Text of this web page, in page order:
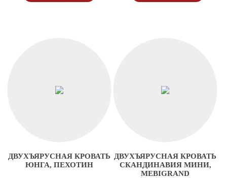
ДВУХЪЯРУСНАЯ КРОВАТЬ
ЮНГА, ПЕХОТИН
ДВУХЪЯРУСНАЯ КРОВАТЬ
СКАНДИНАВИЯ МИНИ,
MEBIGRAND